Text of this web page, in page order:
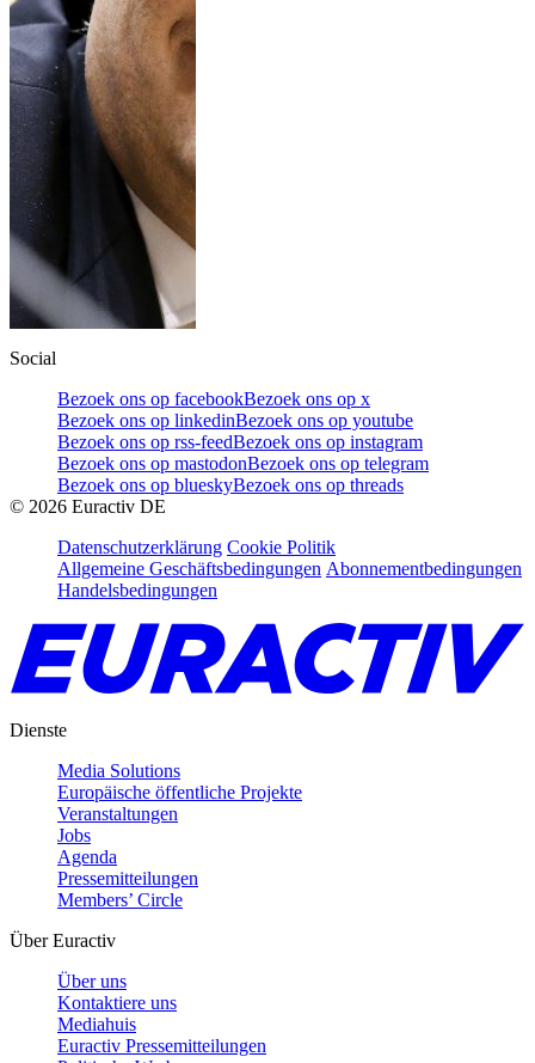
Social
Bezoek ons op facebookBezoek ons op x
Bezoek ons op linkedinBezoek ons op youtube
Bezoek ons op rss-feedBezoek ons op instagram
Bezoek ons op mastodonBezoek ons op telegram
Bezoek ons op blueskyBezoek ons op threads
© 2026 Euractiv DE
Datenschutzerklärung Cookie Politik
Allgemeine Geschäftsbedingungen Abonnementbedingungen
Handelsbedingungen
Dienste
Media Solutions
Europäische öffentliche Projekte
Veranstaltungen
Jobs
Agenda
Pressemitteilungen
Members’ Circle
Über Euractiv
Über uns
Kontaktiere uns
Mediahuis
Euractiv Pressemitteilungen